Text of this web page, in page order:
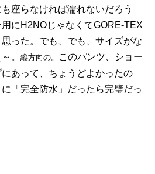
座らなければ濡れないだろう
にH2NOじゃなくてGORE-TEX
った。でも、でも、サイズがな
。 縦方向の。
このパンツ、ショー
あって、ちょうどよかったの
「完全防水」だったら完璧だっ